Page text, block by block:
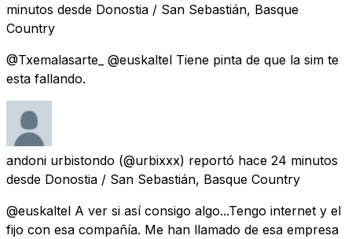
minutos desde Donostia / San Sebastián, Basque
Country
@Txemalasarte_ @euskaltel Tiene pinta de que la sim te
esta fallando.
andoni urbistondo (@urbixxx) reportó hace 24 minutos
desde Donostia / San Sebastián, Basque Country
@euskaltel A ver si así consigo algo...Tengo internet y el
fijo con esa compañía. Me han llamado de esa empresa